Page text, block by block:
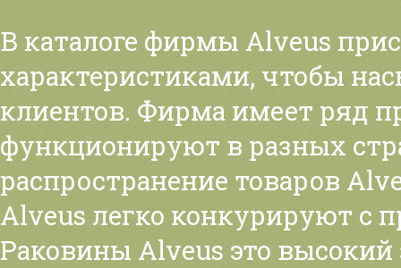
В каталоге фирмы Alveus
характеристиками, чтобы
клиентов. Фирма имеет ряд
функционируют в разных
распространение товаров
Alveus легко конкурируют с
Раковины Alveus это высокий